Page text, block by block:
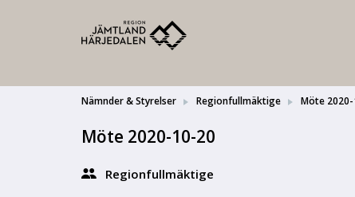
Nämnder & Styrelser Regionfullmäktige Möte
Möte 2020-10-20
Regionfullmäktige